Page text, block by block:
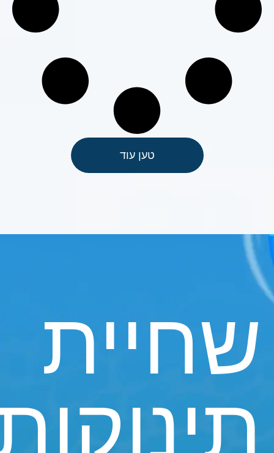
טען עוד
שחיית
תינוקות